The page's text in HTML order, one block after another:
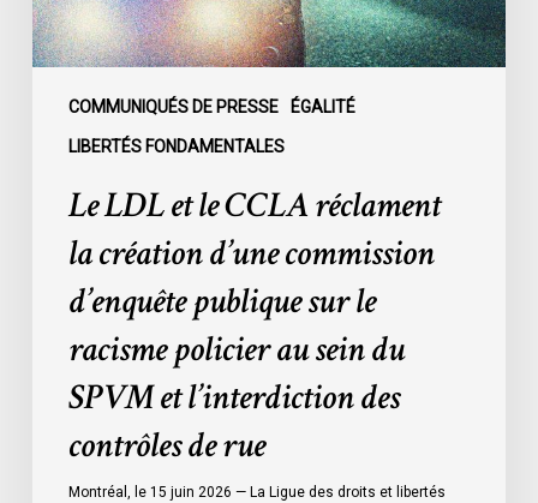
COMMUNIQUÉS DE PRESSE ÉGALITÉ
LIBERTÉS FONDAMENTALES
d’une
commission
publique
racisme
SPVM
contrôles
Le LDL et le CCLA réclament
la création d’une commission
d’enquête publique sur le
racisme policier au sein du
SPVM et l’interdiction des
contrôles de rue
Montréal, le 15 juin 2026 — La Ligue des droits et libertés